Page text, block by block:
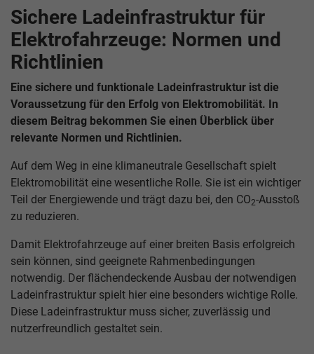
Sichere Ladeinfrastruktur für
Elektrofahrzeuge: Normen und
Richtlinien
Eine sichere und funktionale Ladeinfrastruktur ist die
Voraussetzung für den Erfolg von Elektromobilität. In
diesem Beitrag bekommen Sie einen Überblick über
relevante Normen und Richtlinien.
Auf dem Weg in eine klimaneutrale Gesellschaft spielt
Elektromobilität eine wesentliche Rolle. Sie ist ein wichtiger
Teil der Energiewende und trägt dazu bei, den CO2-Ausstoß
zu reduzieren.
Damit Elektrofahrzeuge auf einer breiten Basis erfolgreich
sein können, sind geeignete Rahmenbedingungen
notwendig. Der flächendeckende Ausbau der notwendigen
Ladeinfrastruktur spielt hier eine besonders wichtige Rolle.
Diese Ladeinfrastruktur muss sicher, zuverlässig und
nutzerfreundlich gestaltet sein.